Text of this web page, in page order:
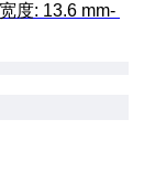
度: 13.6 mm-